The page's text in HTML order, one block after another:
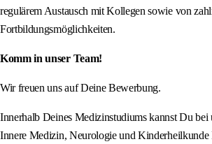
regulärem Austausch mit Kollegen sowie von
Fortbildungsmöglichkeiten.
Komm in unser Team!
Wir freuen uns auf Deine Bewerbung.
Innerhalb Deines Medizinstudiums kannst Du bei
Innere Medizin, Neurologie und Kinderheilkunde